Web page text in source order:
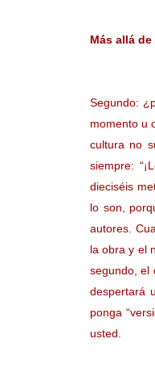
Más allá
Segundo:
momento u
cultura no
siempre:
dieciséis
lo son,
autores.
la obra y el
segundo, el
despertará
ponga
usted.